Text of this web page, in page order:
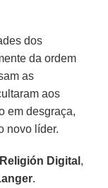
dos
da ordem
as
aos
em desgraça,
novo líder.
Religión Digital ,
.